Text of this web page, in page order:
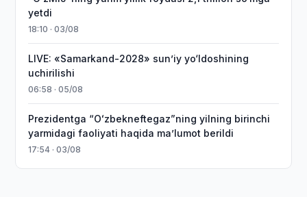
yetdi
18:10 · 03/08
LIVE: «Samarkand-2028» sun’iy yo‘ldoshining
uchirilishi
06:58 · 05/08
Prezidentga “Oʻzbekneftegaz”ning yilning birinchi
yarmidagi faoliyati haqida maʼlumot berildi
17:54 · 03/08